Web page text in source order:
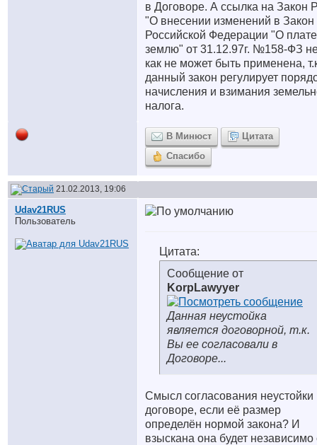
в Договоре. А ссылка на Закон
"О внесении изменений в Закон
Российской Федерации "О
землю" от 31.12.97г. №158-ФЗ
как не может быть применена,
данный закон регулирует
начисления и взимания
налога.
В Минюст
Цитата
Спасибо
21.02.2013, 19:06
Udav21RUS
Пользователь
Цитата:
Сообщение от
KorpLawyyer
Данная неустойка
является договорной, т.к.
Вы ее согласовали в
Договоре...
Смысл согласования неустойки
договоре, если её размер
определён нормой закона? И
взыскана она будет независимо